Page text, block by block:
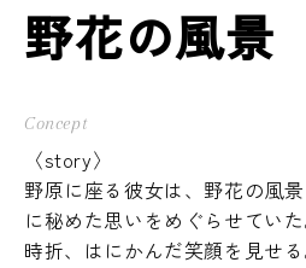
野花の風景
Concept
〈story〉
野原に座る彼女は、野花の風
に秘めた思いをめぐらせていた
時折、はにかんだ笑顔を見せる